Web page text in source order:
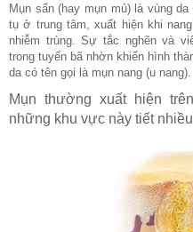
Mụn sẩn (hay mụn mủ) là vùng
tụ ở trung tâm, xuất hiện khi
nhiễm trùng. Sự tắc nghẽn và
trong tuyến bã nhờn khiến hình
da có tên gọi là mụn nang (u nang).
Mụn thường xuất hiện
những khu vực này tiết